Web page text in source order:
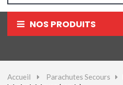
NOS PRODUITS
Accueil > Parachutes Secours >